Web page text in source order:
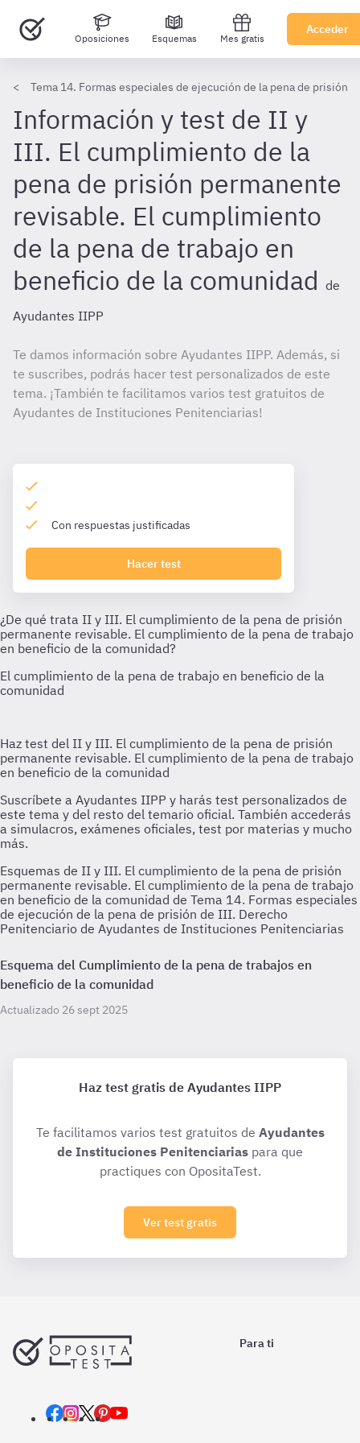
Oposiciones Esquemas Mes gratis
Acceder
Tema 14. Formas especiales de ejecución de la pena de prisión
Información y test de II y
III. El cumplimiento de la
pena de prisión permanente
revisable. El cumplimiento
de la pena de trabajo en
beneficio de la comunidad de
Ayudantes IIPP
Te damos información sobre Ayudantes IIPP. Además, si
te suscribes, podrás hacer test personalizados de este
tema. ¡También te facilitamos varios test gratuitos de
Ayudantes de Instituciones Penitenciarias!
Con respuestas justificadas
Hacer test
Esquemas de II y III. El cumplimiento de la pena de prisión
permanente revisable. El cumplimiento de la pena de trabajo
en beneficio de la comunidad de Tema 14. Formas especiales
de ejecución de la pena de prisión de III. Derecho
Penitenciario de Ayudantes de Instituciones Penitenciarias
Esquema del Cumplimiento de la pena de trabajos en
beneficio de la comunidad
Actualizado 26 sept 2025
Haz test gratis de Ayudantes IIPP
Te facilitamos varios test gratuitos de Ayudantes
de Instituciones Penitenciarias para que
practiques con OpositaTest.
Ver test gratis
Para ti